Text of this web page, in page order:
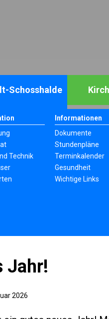
Schosshalde
Technik
Informationen
Dokumente
Stundenpläne
Terminkalender
Gesundheit
Wichtige Links
Jahr!
2026